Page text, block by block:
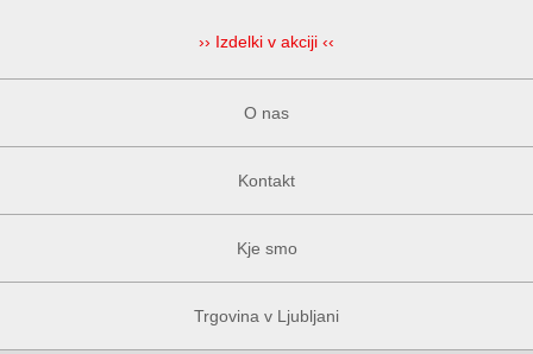
›› Izdelki v akciji ‹‹
O nas
Kontakt
Kje smo
Trgovina v Ljubljani